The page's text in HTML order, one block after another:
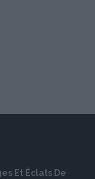
Et Éclats De